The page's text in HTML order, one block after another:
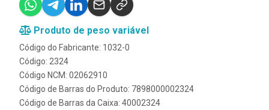
Produto de peso variável
Código do Fabricante: 1032-0
Código: 2324
Código NCM: 02062910
Código de Barras do Produto: 7898000002324
Código de Barras da Caixa: 40002324